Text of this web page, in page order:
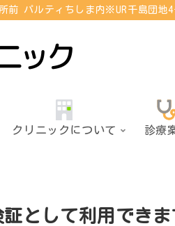
前 パルティちしま内※UR千島団地4
クリニックについて 診療
として利用できま